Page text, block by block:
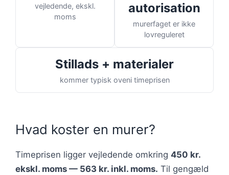
vejledende, ekskl.
moms
autorisation
murerfaget er ikke
lovreguleret
Stillads + materialer
kommer typisk oveni timeprisen
Hvad koster en murer?
Timeprisen ligger vejledende omkring 450 kr.
ekskl. moms — 563 kr. inkl. moms. Til gengæld